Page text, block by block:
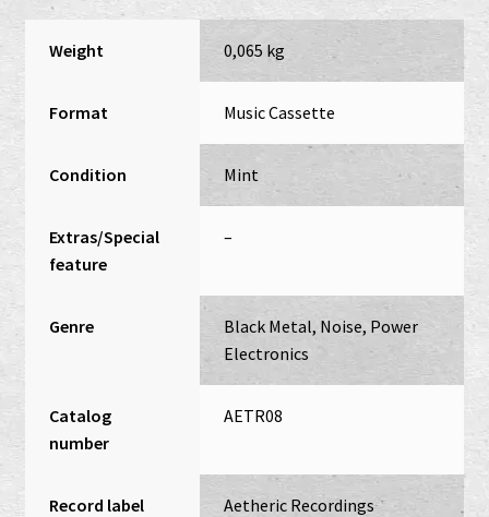
Weight 0,065 kg
Format Music Cassette
Condition Mint
Extras/Special
feature
–
Genre
Black Metal, Noise, Power
Electronics
Catalog
number
AETR08
Record label Aetheric Recordings